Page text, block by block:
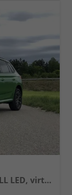
Extra Plus Front + Lane Assist, FULL LED, virtuelles Cockpit, Climatronic, Parksensoren, Rückfahrkamera, ISOFIX, el. Fensterheber, Tempomat, Sitzhzg. uvm.